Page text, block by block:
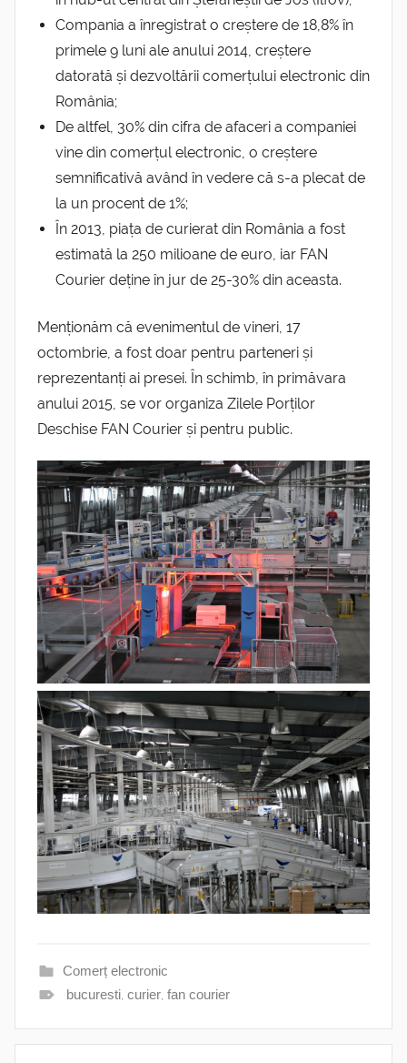
Compania a înregistrat o creștere de 18,8% în
primele 9 luni ale anului 2014, creștere
datorată și dezvoltării comerțului electronic din
România;
De altfel, 30% din cifra de afaceri a companiei
vine din comerțul electronic, o creștere
semnificativă având în vedere că s-a plecat de
la un procent de 1%;
În 2013, piața de curierat din România a fost
estimată la 250 milioane de euro, iar FAN
Courier deține în jur de 25-30% din aceasta.
Menționăm că evenimentul de vineri, 17
octombrie, a fost doar pentru parteneri și
reprezentanți ai presei. În schimb, în primăvara
anului 2015, se vor organiza Zilele Porților
Deschise FAN Courier și pentru public.
Comerț electronic
bucuresti, curier, fan courier